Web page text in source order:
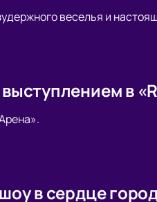
веселья и
в
в сердце